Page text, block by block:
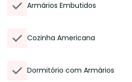
Armários Embutidos
Cozinha Americana
Dormitório com Armários